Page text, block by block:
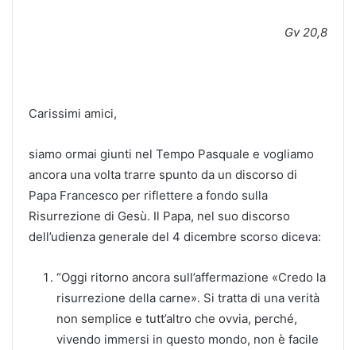
Gv 20,8
Carissimi amici,
siamo ormai giunti nel Tempo Pasquale e vogliamo
ancora una volta trarre spunto da un discorso di
Papa Francesco per riflettere a fondo sulla
Risurrezione di Gesù. Il Papa, nel suo discorso
dell’udienza generale del 4 dicembre scorso diceva:
“Oggi ritorno ancora sull’affermazione «Credo la
risurrezione della carne». Si tratta di una verità
non semplice e tutt’altro che ovvia, perché,
vivendo immersi in questo mondo, non è facile